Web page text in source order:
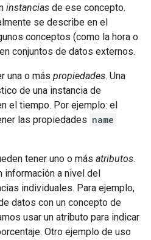
instancias de ese concepto.
se describe en el
conceptos (como la hora o
conjuntos de datos externos.
una o más propiedades. Una
de una instancia de
el tiempo. Por ejemplo: el
las propiedades name
tener uno o más atributos.
información a nivel del
individuales. Para ejemplo,
datos con un concepto de
usar un atributo para indicar
Otro ejemplo de uso